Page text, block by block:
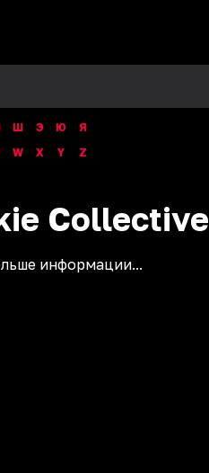
Ш Э Ю
Я
W X Y Z
Collective
информации...